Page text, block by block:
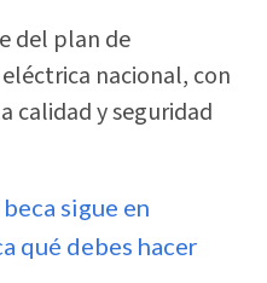
del plan de
nacional, con
calidad y seguridad
beca sigue en
qué debes hacer